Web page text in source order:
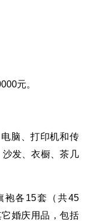
元。
脑、打印机和传
发、衣橱、茶几
各15套（共45
婚庆用品，包括